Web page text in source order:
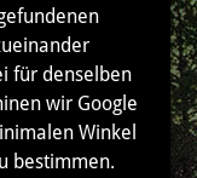
für denselben
wir Google
Winkel
bestimmen.